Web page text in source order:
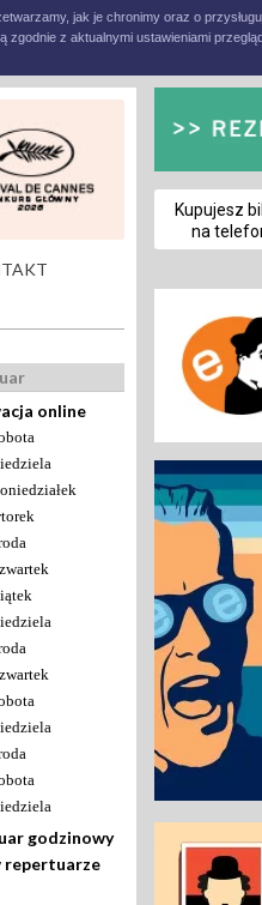
jak je chronimy oraz o
z aktualnymi ustawieniami
online
godzinowy
repertuarze
Kupujesz
na